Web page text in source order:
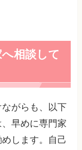
相談して
がらも、以下
早めに専門家
します。自己